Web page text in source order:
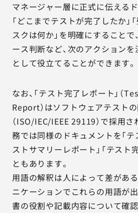
マネージャー層に正式に伝える
「どこまでテストが完了したか」
スクは何か」を明確にすることで
ース判断など、次のアクション
として役立てることができます。
なお、「テスト完了レポート」（
Report）はソフトウェアテスト
（ISO/IEC/IEEE 29119）で採用
務では同様のドキュメントを「テ
ストサマリーレポート」「テスト
ともあります。
用語の解釈は人によって差があ
ニケーションでこれらの用語が
書の役割や記載内容について確